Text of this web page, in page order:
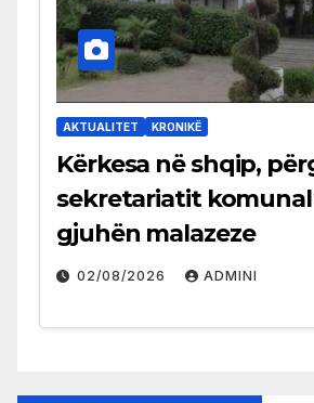
AKTUALITET KRONIKË
Kërkesa në shqip,
sekretariatit
gjuhën malazeze
02/08/2026 ADMINI